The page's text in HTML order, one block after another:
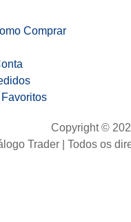
Comprar
Copyright ©
Trader | Todos os